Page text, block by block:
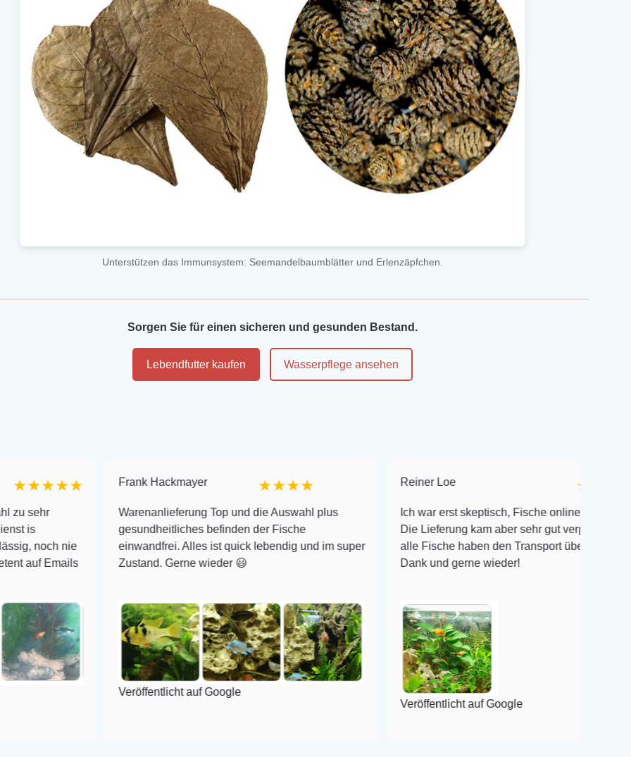
Unterstützen das Immunsystem: Seemandelbaumblätter und Erlenzäpfchen.
Sorgen Sie für einen sicheren und gesunden Bestand.
Lebendfutter kaufen Wasserpflege ansehen
nie
Frank Hackmayer ★★★★
Warenanlieferung Top und die Auswahl plus
gesundheitliches befinden der Fische
einwandfrei. Alles ist quick lebendig und im super
Zustand. Gerne wieder 😃
Veröffentlicht auf Google
Reiner Loe ★★★★★
Ich war erst skeptisch, Fische online zu bestellen!
Die Lieferung kam aber sehr gut verpackt an und
alle Fische haben den Transport überlebt! Vielen
Dank und gerne wieder!
Veröffentlicht auf Google